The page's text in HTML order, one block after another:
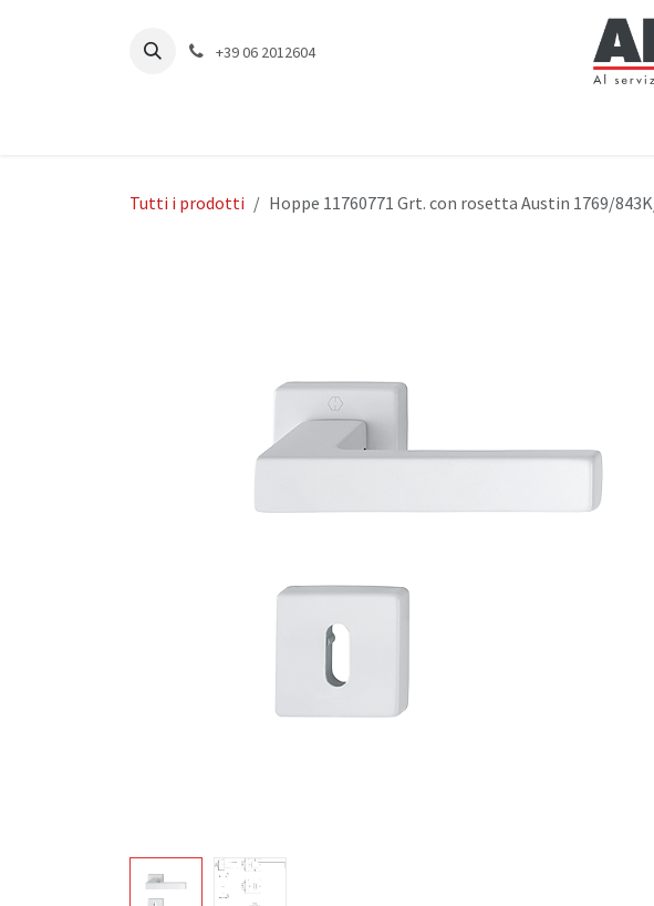
+39 06 2012604
Tutti i prodotti Hoppe 11760771 Grt. con rosetta Austin 1769/